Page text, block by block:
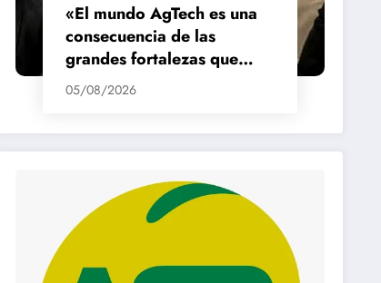
«El mundo AgTech es una
consecuencia de las
grandes fortalezas que
tenemos en la región»
05/08/2026